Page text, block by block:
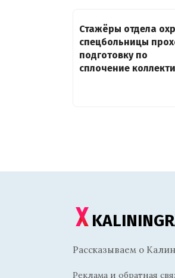
Стажёры отдела
спецбольницы
подготовку по
сплочение
Рассказываем о
Реклама и обратная